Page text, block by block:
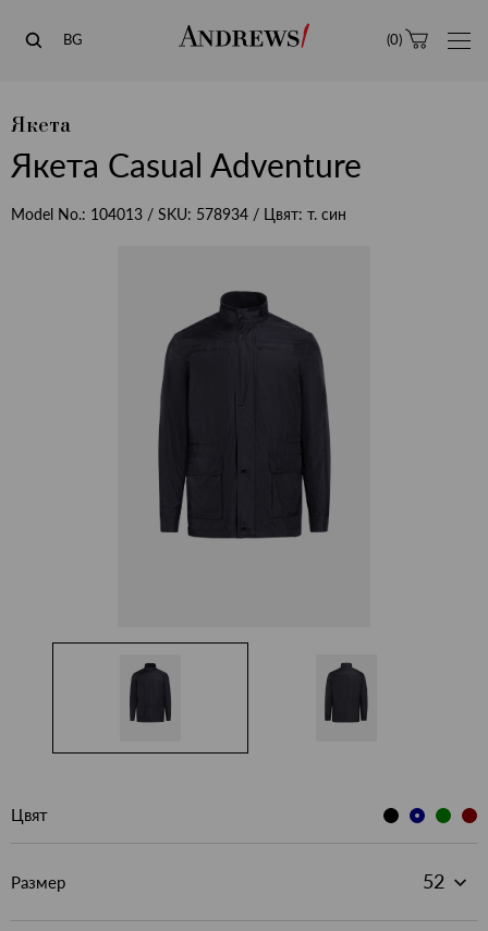
Andrews
BG (0)
Якета
Якета Casual Adventure
Model No.: 104013 / SKU: 578934 / Цвят: т. син
Цвят
Размер